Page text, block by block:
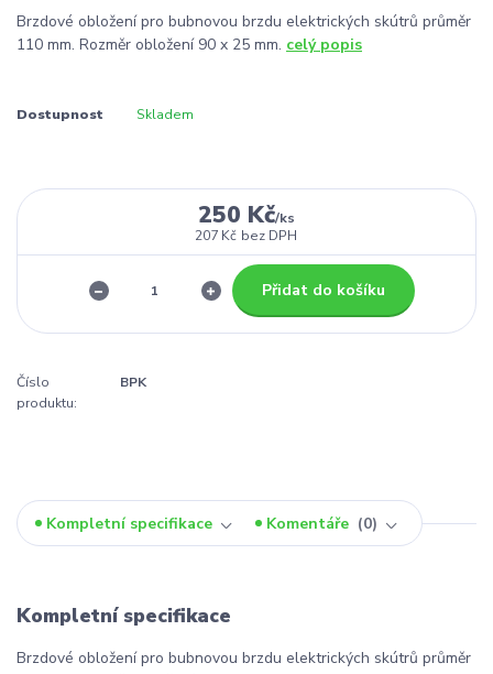
Brzdové obložení pro bubnovou brzdu elektrických skútrů průměr
110 mm. Rozměr obložení 90 x 25 mm. celý popis
Dostupnost Skladem
250 Kč/ks
207 Kč bez DPH
Přidat do košíku
Číslo
produktu:
BPK
Kompletní specifikace Komentáře 0
Kompletní specifikace
Brzdové obložení pro bubnovou brzdu elektrických skútrů průměr